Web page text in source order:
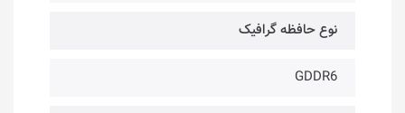
نوع حافظه گرافیک
GDDR6